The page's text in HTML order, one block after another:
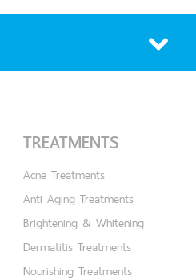
TREATMENTS
Acne Treatments
Anti Aging Treatments
Brightening & Whitening
Dermatitis Treatments
Nourishing Treatments